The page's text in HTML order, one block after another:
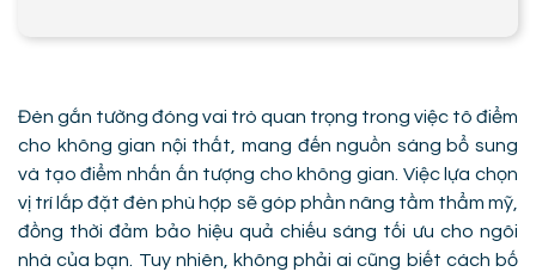
Đèn gắn tường đóng vai trò quan trọng trong việc tô điểm
cho không gian nội thất, mang đến nguồn sáng bổ sung
và tạo điểm nhấn ấn tượng cho không gian. Việc lựa chọn
vị trí lắp đặt đèn phù hợp sẽ góp phần nâng tầm thẩm mỹ,
đồng thời đảm bảo hiệu quả chiếu sáng tối ưu cho ngôi
nhà của bạn. Tuy nhiên, không phải ai cũng biết cách bố